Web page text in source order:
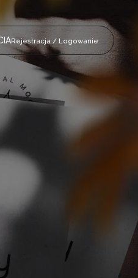
intensywności
UMIARKOWANIE
Rejestracja / Logowanie